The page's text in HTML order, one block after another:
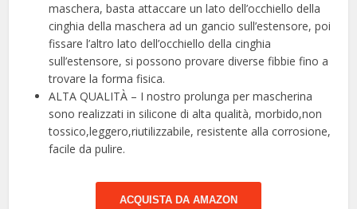
maschera, basta attaccare un lato dell’occhiello della
cinghia della maschera ad un gancio sull’estensore, poi
fissare l’altro lato dell’occhiello della cinghia
sull’estensore, si possono provare diverse fibbie fino a
trovare la forma fisica.
ALTA QUALITÀ – I nostro prolunga per mascherina
sono realizzati in silicone di alta qualità, morbido,non
tossico,leggero,riutilizzabile, resistente alla corrosione,
facile da pulire.
ACQUISTA DA AMAZON